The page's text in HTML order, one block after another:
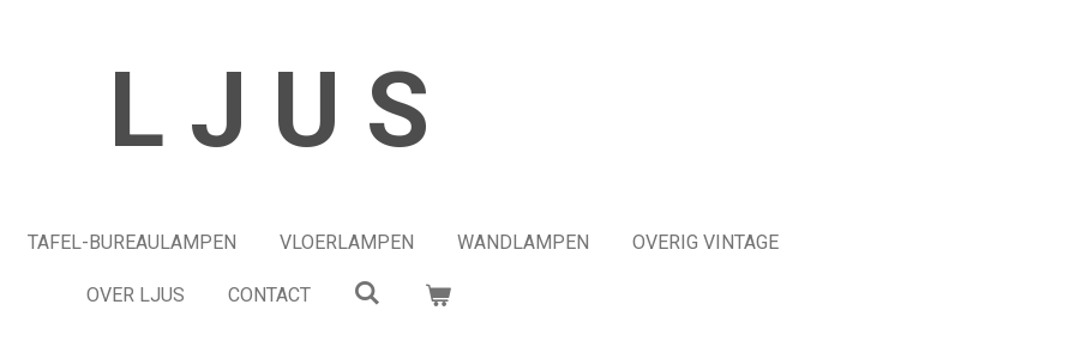
L J U S
TAFEL-BUREAULAMPEN VLOERLAMPEN WANDLAMPEN OVERIG VINTAGE
OVER LJUS CONTACT